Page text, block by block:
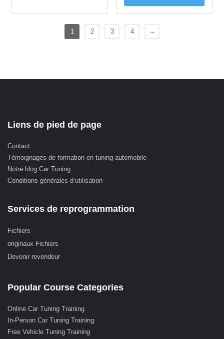
1 2 3 4 →
Liens de pied de page
Contact
Témoignages de formation en tuning automobile
Notre blog Car Tuning
Conditions générales d’utilisation
Services de reprogrammation
Fichiers
originaux Fichiers
Devenir revendeur
Popular Course Categories
Online Car Tuning Training
In-Person Car Tuning Training
Free Vehicle Tuning Training